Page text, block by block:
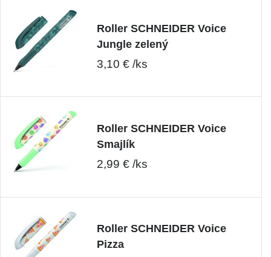
Roller SCHNEIDER Voice
Jungle zelený
3,10 € /ks
Roller SCHNEIDER Voice
Smajlík
2,99 € /ks
Roller SCHNEIDER Voice
Pizza